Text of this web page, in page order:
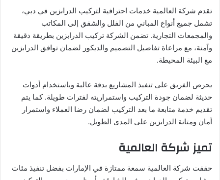
تقدم شركة العالمية خدمات احترافية لتركيب الدرابزين في دبي،
تشمل جميع أنواع المباني من الفلل والشقق إلى المكاتب
والمجمعات التجارية. تضمن الشركة تركيب الدرابزين بطريقة دقيقة
وآمنة، مع مراعاة تفاصيل التصميم والديكور لضمان توافق الدرابزين
مع البيئة المحيطة.
يحرص الفريق على تنفيذ المشاريع بدقة عالية وباستخدام أدوات
حديثة لضمان جودة التركيب واستمراريته لفترات طويلة. كما يتم
تقديم خدمة متابعة ما بعد التركيب لضمان رضا العملاء واستمرار
أمان ومتانة الدرابزين على المدى الطويل.
تميز شركة العالمية
حققت شركة العالمية سمعة ممتازة في الإمارات بفضل تنفيذ مئات